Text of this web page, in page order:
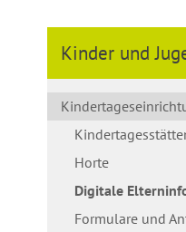
Kinder und
Horte
Digitale
Formulare und